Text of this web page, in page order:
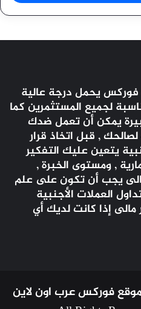
فوركسيحمل درجة عالية
لجميع المستثمرين كما
يمكن أن تعمل ضدك
, قبل اتخاذ قرار
يتعين عليك التفكير
, ومستوى الخبرة ,
يجب أن تكون على علم
العملات الأجنبية
إذا كانت لديك أي
فوركس عرب اون لاين